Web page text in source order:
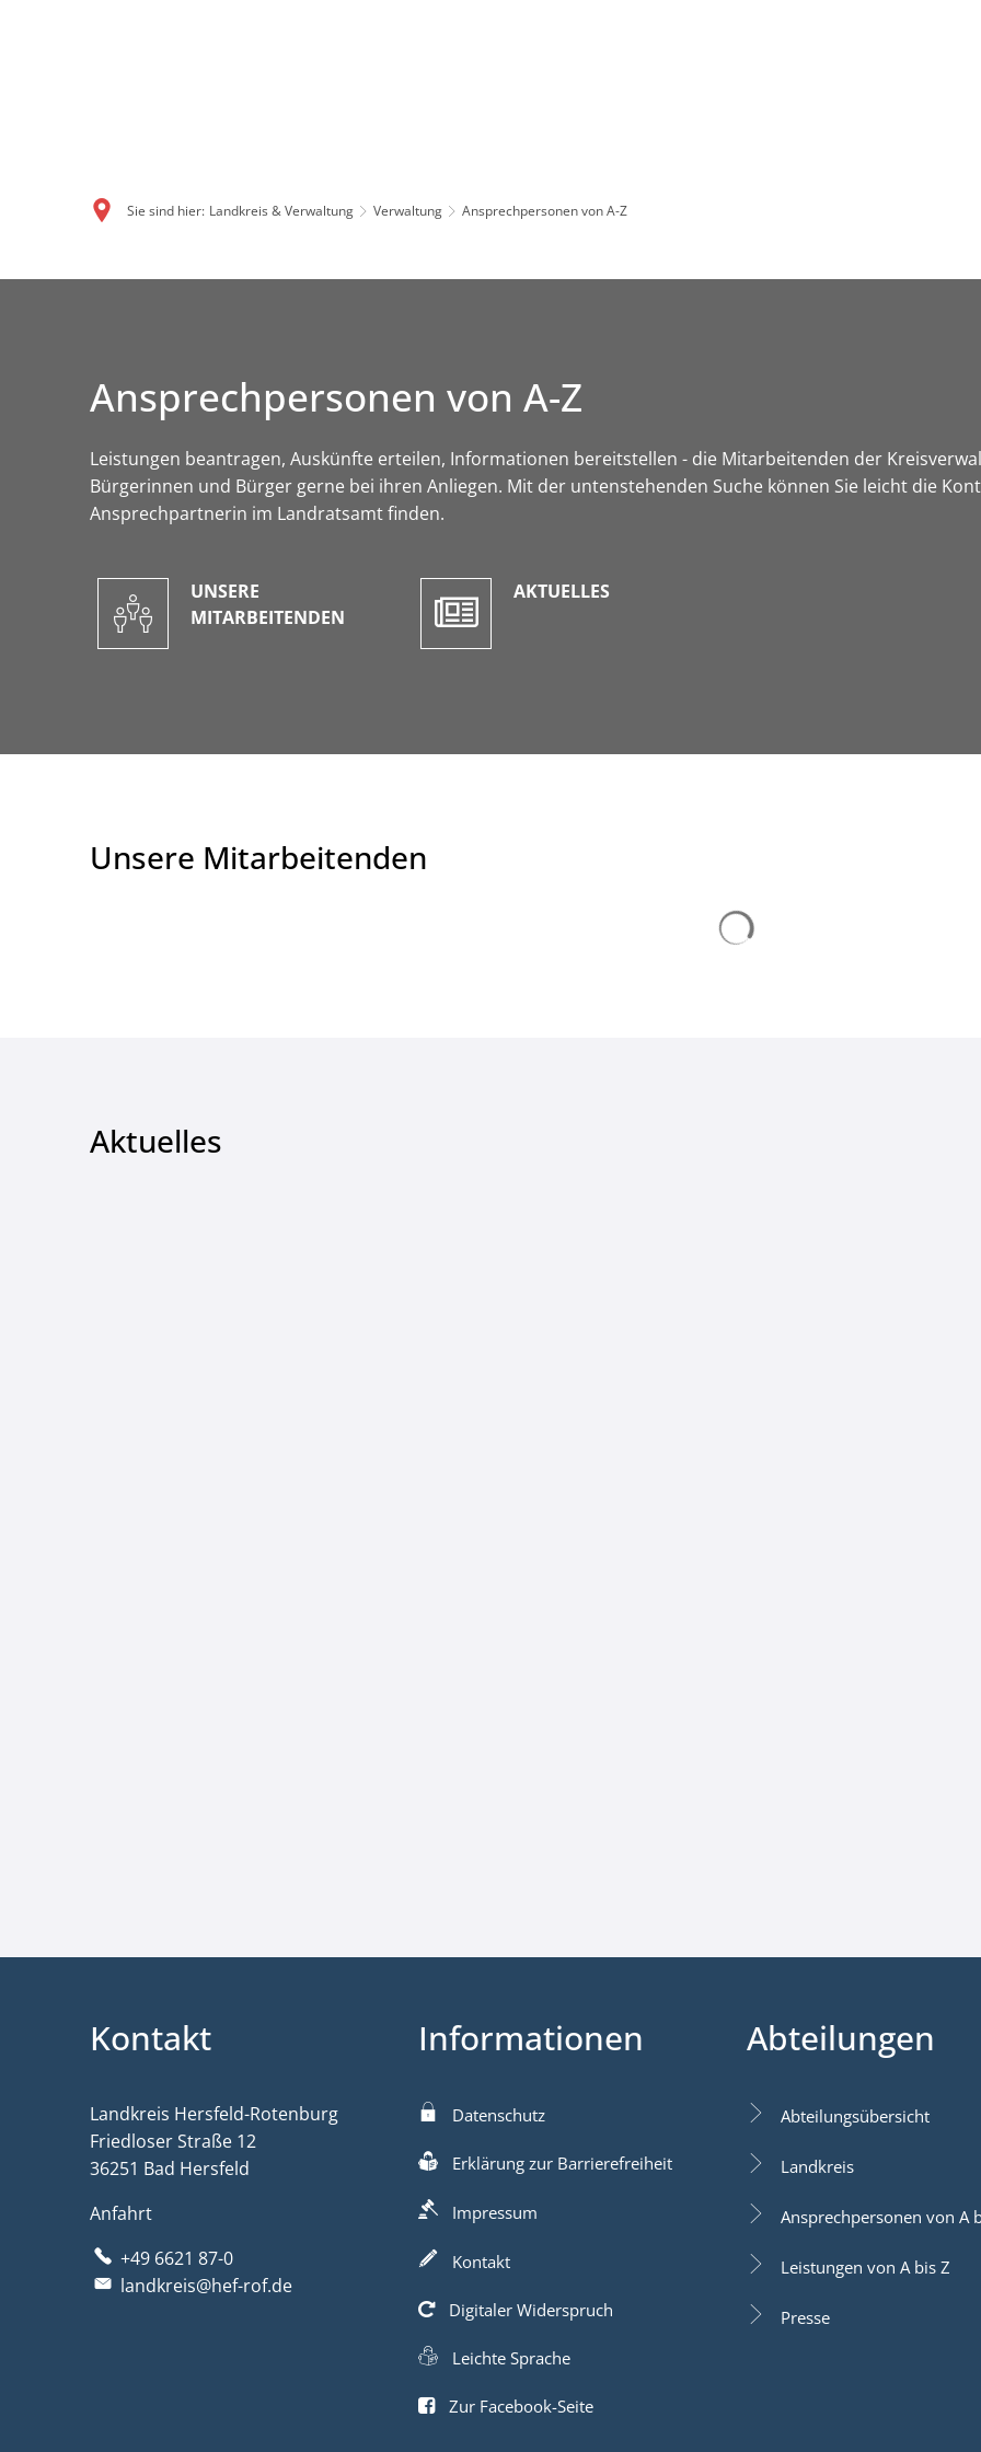
Sie sind hier: Landkreis & Verwaltung Verwaltung Ansprechpersonen von A-Z
Ansprechpersonen von A-Z
Leistungen beantragen, Auskünfte erteilen, Informationen bereitstellen - die Mitarbeitenden der
Bürgerinnen und Bürger gerne bei ihren Anliegen. Mit der untenstehenden Suche können Sie leicht die
Ansprechpartnerin im Landratsamt finden.
UNSERE
MITARBEITENDEN
AKTUELLES
Unsere Mitarbeitenden
Aktuelles
Kontakt
Landkreis Hersfeld-Rotenburg
Friedloser Straße 12
36251 Bad Hersfeld
Anfahrt
+49 6621 87-0
landkreis@hef-rof.de
Informationen
Datenschutz
Erklärung zur Barrierefreiheit
Impressum
Kontakt
Digitaler Widerspruch
Leichte Sprache
Zur Facebook-Seite
Abteilungen
Abteilungsübersicht
Landkreis
Ansprechpersonen von A
Leistungen von A bis Z
Presse